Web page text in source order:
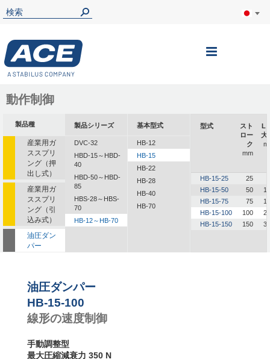
ナ
動作制御
製品種
産業用ガ
ススプリ
ング（押
出し式）
産業用ガ
ススプリ
ング（引
込み式）
油圧ダン
パー
ントロー
ラー
製品シリーズ
DVC-32
HBD-15～HBD-
40
HBD-50～HBD-
85
HBS-28～HBS-
70
HB-12～HB-70
基本型式
HB-12
HB-15
HB-22
HB-28
HB-40
HB-70
型式
スト
ロー
ク
mm
L
大
HB-15-25 25
HB-15-50
50
HB-15-75
75
HB-15-100
100
HB-15-150
150
油圧ダンパー
HB-15-100
線形の速度制御
手動調整型
最大圧縮減衰力 350 N